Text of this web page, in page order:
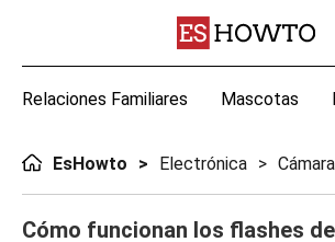
Relaciones Familiares Mascotas
EsHowto Electrónica
Cómo funcionan los flashes